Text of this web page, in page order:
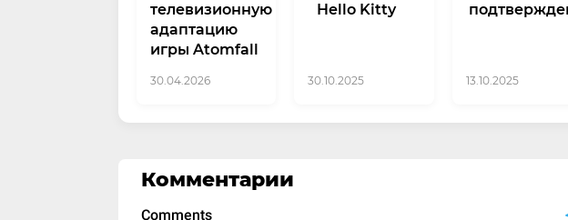
телевизионную
адаптацию
игры Atomfall
30.04.2026
Hello Kitty
30.10.2025 13.10.2025
Комментарии